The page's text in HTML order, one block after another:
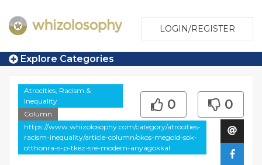
LOGIN/REGISTER
Explore Categories
Atrocities, Racism &
Inequality
Column
https://www.whizolosophy.com/category/atrocities-
racism-inequality/article-column/okos-megold-sok-
otthonra-s-p-tkez-sre-modern-anyagokkal
0 0